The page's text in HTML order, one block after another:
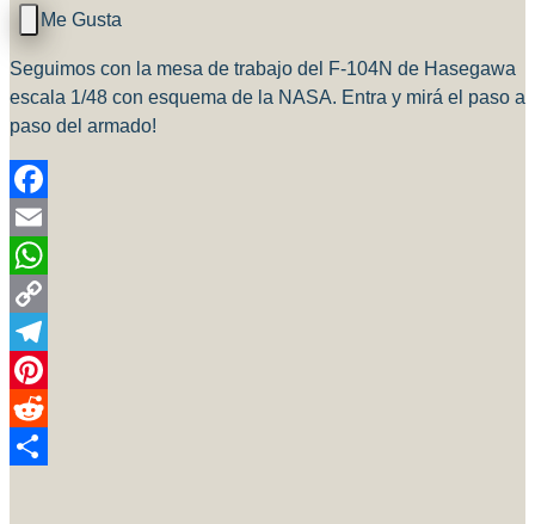
Seguimos con la mesa de trabajo del F-104N de Hasegawa
escala 1/48 con esquema de la NASA. Entra y mirá el paso a
paso del armado!
Facebook
Email
WhatsApp
Copy
Link
Telegram
Pinterest
Reddit